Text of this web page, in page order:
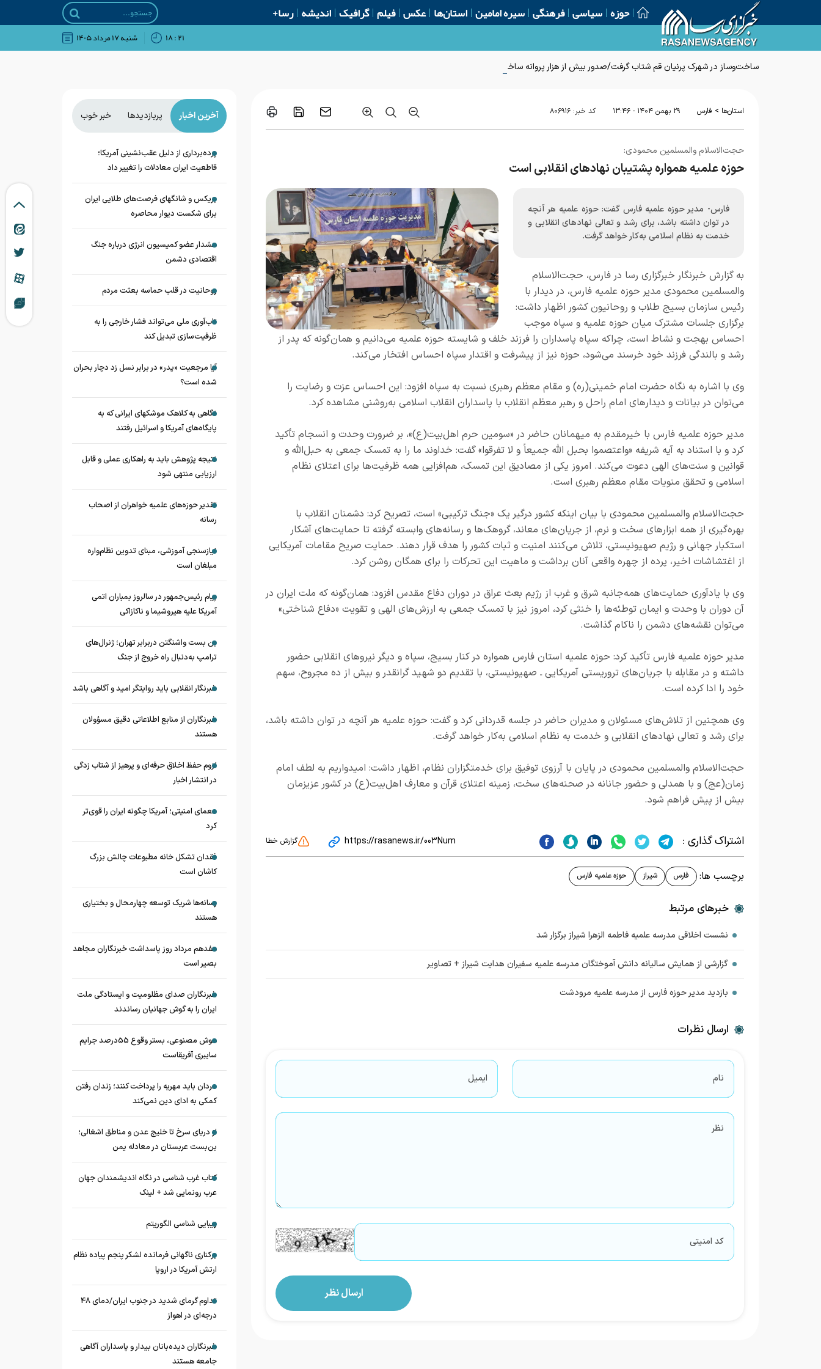
حوزه سیاسی فرهنگی سیره امامین استان‌ها عکس فیلم گرافیک اندیشه رسا+
۲۱ : ۱۸ شنبه ۱۷ مرداد ۱۴۰۵
ساخت‌وساز در شهرک پرنیان قم شتاب گرفت/صدور بیش از هزار پروانه ساخت از ابتدای سال
استان‌ها > فارس ۲۹ بهمن ۱۴۰۴ - ۱۳:۴۶ کد خبر: ۸۰۶۹۱۶
حجت‌الاسلام والمسلمین محمودی:
حوزه علمیه همواره پشتیبان نهادهای انقلابی است
فارس- مدیر حوزه علمیه فارس گفت: حوزه علمیه هر آنچه
در توان داشته باشد، برای رشد و تعالی نهادهای انقلابی و
خدمت به نظام اسلامی به‌کار خواهد گرفت.
به گزارش خبرنگار خبرگزاری رسا در فارس، حجت‌الاسلام
والمسلمین محمودی مدیر حوزه علمیه فارس، در دیدار با
رئیس سازمان بسیج طلاب و روحانیون کشور اظهار داشت:
برگزاری جلسات مشترک میان حوزه علمیه و سپاه موجب
احساس بهجت و نشاط است، چراکه سپاه پاسداران را فرزند خلف و شایسته حوزه علمیه می‌دانیم و همان‌گونه که پدر از
رشد و بالندگی فرزند خود خرسند می‌شود، حوزه نیز از پیشرفت و اقتدار سپاه احساس افتخار می‌کند.
وی با اشاره به نگاه حضرت امام خمینی(ره) و مقام معظم رهبری نسبت به سپاه افزود: این احساس عزت و رضایت را
می‌توان در بیانات و دیدارهای امام راحل و رهبر معظم انقلاب با پاسداران انقلاب اسلامی به‌روشنی مشاهده کرد.
مدیر حوزه علمیه فارس با خیرمقدم به میهمانان حاضر در «سومین حرم اهل‌بیت(ع)»، بر ضرورت وحدت و انسجام تأکید
کرد و با استناد به آیه شریفه «واعتصموا بحبل الله جمیعاً و لا تفرقوا» گفت: خداوند ما را به تمسک جمعی به حبل‌الله و
قوانین و سنت‌های الهی دعوت می‌کند. امروز یکی از مصادیق این تمسک، هم‌افزایی همه ظرفیت‌ها برای اعتلای نظام
اسلامی و تحقق منویات مقام معظم رهبری است.
حجت‌الاسلام والمسلمین محمودی با بیان اینکه کشور درگیر یک «جنگ ترکیبی» است، تصریح کرد: دشمنان انقلاب با
بهره‌گیری از همه ابزارهای سخت و نرم، از جریان‌های معاند، گروهک‌ها و رسانه‌های وابسته گرفته تا حمایت‌های آشکار
استکبار جهانی و رژیم صهیونیستی، تلاش می‌کنند امنیت و ثبات کشور را هدف قرار دهند. حمایت صریح مقامات آمریکایی
از اغتشاشات اخیر، پرده از چهره واقعی آنان برداشت و ماهیت این تحرکات را برای همگان روشن کرد.
وی با یادآوری حمایت‌های همه‌جانبه شرق و غرب از رژیم بعث عراق در دوران دفاع مقدس افزود: همان‌گونه که ملت ایران در
آن دوران با وحدت و ایمان توطئه‌ها را خنثی کرد، امروز نیز با تمسک جمعی به ارزش‌های الهی و تقویت «دفاع شناختی»
می‌توان نقشه‌های دشمن را ناکام گذاشت.
مدیر حوزه علمیه فارس تأکید کرد: حوزه علمیه استان فارس همواره در کنار بسیج، سپاه و دیگر نیروهای انقلابی حضور
داشته و در مقابله با جریان‌های تروریستی آمریکایی ـ صهیونیستی، با تقدیم دو شهید گرانقدر و بیش از ده مجروح، سهم
خود را ادا کرده است.
وی همچنین از تلاش‌های مسئولان و مدیران حاضر در جلسه قدردانی کرد و گفت: حوزه علمیه هر آنچه در توان داشته باشد،
برای رشد و تعالی نهادهای انقلابی و خدمت به نظام اسلامی به‌کار خواهد گرفت.
حجت‌الاسلام والمسلمین محمودی در پایان با آرزوی توفیق برای خدمتگزاران نظام، اظهار داشت: امیدواریم به لطف امام
زمان(عج) و با همدلی و حضور جانانه در صحنه‌های سخت، زمینه اعتلای قرآن و معارف اهل‌بیت(ع) در کشور عزیزمان
بیش از پیش فراهم شود.
اشتراک گذاری : https://rasanews.ir/003Num گزارش خطا
برچسب ها: فارس شیراز حوزه علمیه فارس
خبرهای مرتبط
نشست اخلاقی مدرسه علمیه فاطمه الزهرا شیراز برگزار شد
گزارشی از همایش سالیانه دانش آموختگان مدرسه علمیه سفیران هدایت شیراز + تصاویر
بازدید مدیر حوزه فارس از مدرسه علمیه مرودشت
ارسال نظرات
آخرین اخبار پربازدیدها خبر خوب
پرده‌برداری از دلیل عقب‌نشینی آمریکا؛
قاطعیت ایران معادلات را تغییر داد
بریکس و شانگهای فرصت‌های طلایی ایران
برای شکست دیوار محاصره
هشدار عضو کمیسیون انرژی درباره جنگ
اقتصادی دشمن
روحانیت در قلب حماسه بعثت مردم
تاب‌آوری ملی می‌تواند فشار خارجی را به
ظرفیت‌سازی تبدیل کند
آیا مرجعیت «پدر» در برابر نسل زد دچار بحران
شده است؟
نگاهی به کلاهک‎ موشک‎های ایرانی که به
پایگاه‌های آمریکا و اسرائیل رفتند
نتیجه پژوهش باید به راهکاری عملی و قابل
ارزیابی منتهی شود
تقدیر حوزه‌های علمیه خواهران از اصحاب
رسانه
نیازسنجی آموزشی، مبنای تدوین نظام‌واره
مبلغان است
پیام رئیس‌جمهور در سالروز بمباران اتمی
آمریکا علیه هیروشیما و ناکازاکی
بن بست واشنگتن دربرابر تهران؛ ژنرال‌های
ترامپ به‌دنبال راه خروج از جنگ
خبرنگار انقلابی باید روایتگر امید و آگاهی باشد
خبرنگاران از منابع اطلاعاتی دقیق مسؤولان
هستند
لزوم حفظ اخلاق حرفه‌ای و پرهیز از شتاب زدگی
در انتشار اخبار
معمای امنیتی؛ آمریکا چگونه ایران را قوی‌تر
کرد
فقدان تشکل خانه مطبوعات چالش بزرگ
کاشان است
رسانه‌ها شریک توسعه چهارمحال و بختیاری
هستند
هفدهم مرداد روز پاسداشت خبرنگاران مجاهد
بصیر است
خبرنگاران صدای مظلومیت و ایستادگی ملت
ایران را به گوش جهانیان رساندند
هوش مصنوعی، بستر وقوع 55درصد جرایم
سایبری آفریقاست
مردان باید مهریه را پرداخت کنند؛ زندان رفتن
کمکی به ادای دین نمی‌کند
از دریای سرخ تا خلیج عدن و مناطق اشغالی؛
بن‌بست عربستان در معادله یمن
کتاب غرب شناسی در نگاه اندیشمندان جهان
عرب رونمایی شد + لینک
زیبایی شناسی الگوریتم
برکناری ناگهانی فرمانده لشکر پنجم پیاده‌ نظام
ارتش آمریکا در اروپا
تداوم گرمای شدید در جنوب ایران/دمای 48
درجه‌ای در اهواز
خبرنگاران دیده‌بانان بیدار و پاسداران آگاهی
جامعه هستند